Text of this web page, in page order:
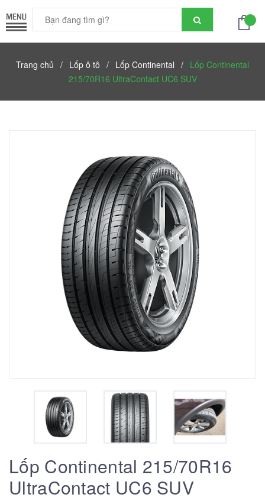
Trang chủ / Lốp ô tô / Lốp Continental / Lốp Continental
215/70R16 UltraContact UC6 SUV
Lốp Continental 215/70R16
UltraContact UC6 SUV